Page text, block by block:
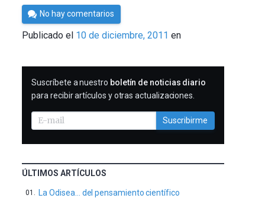
Por
Cultura
Cientifica
No hay comentarios
Publicado el 10 de diciembre, 2011 en
SUSCRIBIRME
Suscríbete a nuestro boletín de noticias diario
para recibir artículos y otras actualizaciones.
Suscribirme
ÚLTIMOS ARTÍCULOS
La Odisea… del pensamiento científico